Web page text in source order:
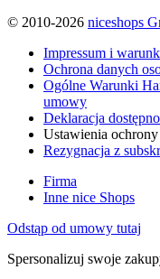
© 2010-2026 niceshops
Impressum i
Ochrona danych
Ogólne Warunki
umowy
Deklaracja
Ustawienia
Rezygnacja z
Firma
Inne nice Shops
Odstąp od umowy tutaj
Spersonalizuj swoje